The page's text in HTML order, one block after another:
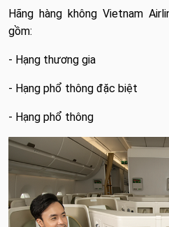
Hãng hàng không Vietnam
gồm:
- Hạng thương gia
- Hạng phổ thông đặc biệt
- Hạng phổ thông